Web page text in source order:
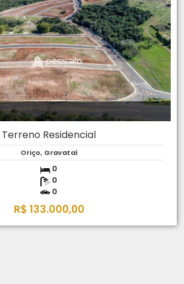
Terreno Residencial
Oriço, Gravataí
0
0
0
R$ 133.000,00